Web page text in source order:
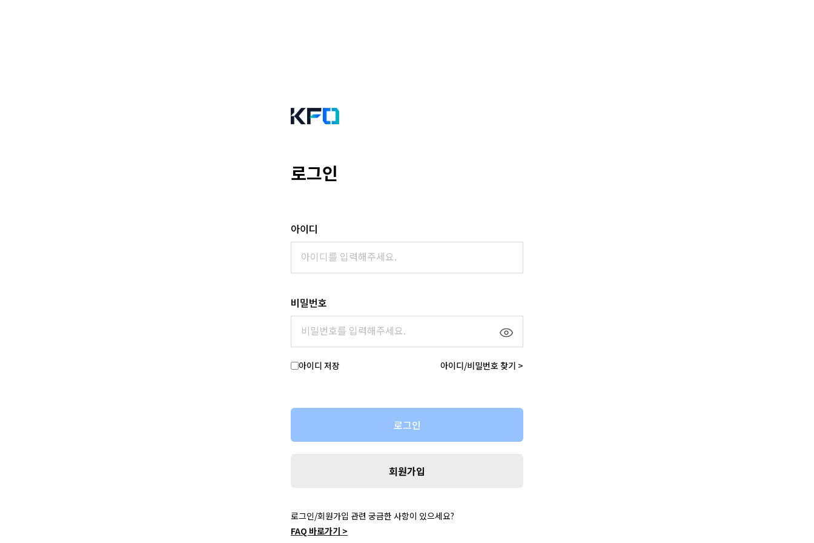
로그인
아이디
비밀번호
아이디 저장 아이디/비밀번호 찾기 >
로그인
회원가입
로그인/회원가입 관련 궁금한 사항이 있으세요?
FAQ 바로가기 >